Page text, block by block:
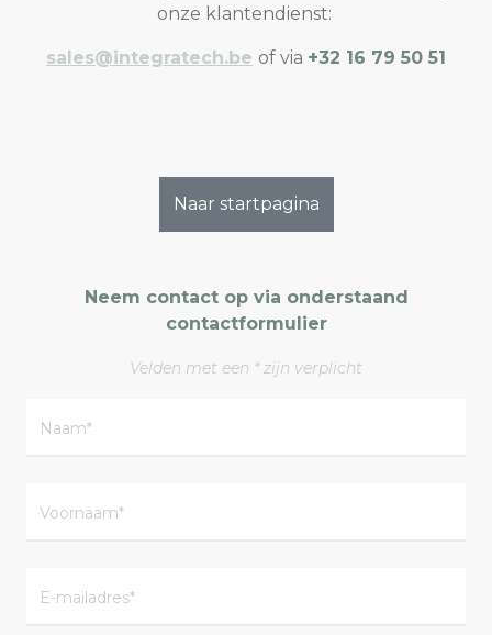
onze klantendienst:
sales@integratech.be of via +32 16 79 50 51
Naar startpagina
Neem contact op via onderstaand
contactformulier
Velden met een * zijn verplicht